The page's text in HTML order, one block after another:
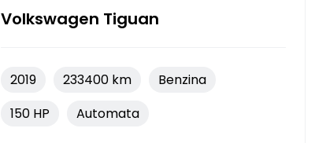
Volkswagen Tiguan
2019 233400 km
Benzina
150 HP
Automata